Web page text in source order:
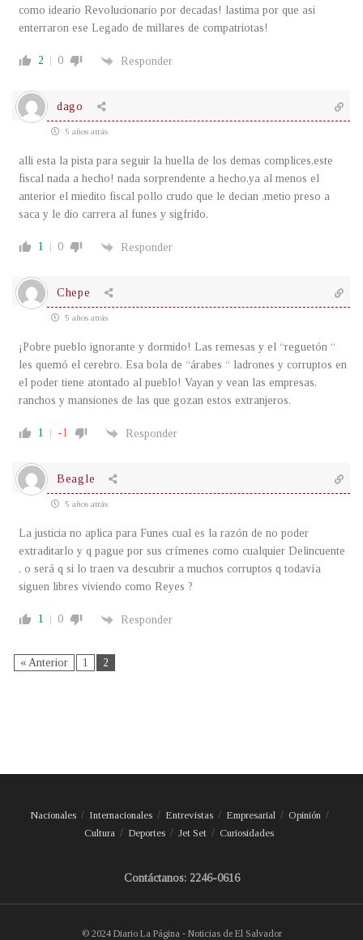
como ideario Revolucionario por decadas! lastima por que asi
enterraron ese Legado de millares de compatriotas!
2 0 Responder
dago
5 años atrás
alli esta la pista para seguir la huella de los demas complices,este
fiscal nada a hecho! nada sorprendente a hecho,ya al menos el
anterior el miedito fiscal pollo crudo que le decian ,metio preso a
saca y le dio carrera al funes y sigfrido.
1 0 Responder
Chepe
5 años atrás
¡Pobre pueblo ignorante y dormido! Las remesas y el “reguetón “
les quemó el cerebro. Esa bola de “árabes “ ladrones y corruptos en
el poder tiene atontado al pueblo! Vayan y vean las empresas,
ranchos y mansiones de las que gozan estos extranjeros.
1 -1 Responder
Beagle
5 años atrás
La justicia no aplica para Funes cual es la razón de no poder
extraditarlo y q pague por sus crímenes como cualquier Delincuente
, o será q si lo traen va descubrir a muchos corruptos q todavía
siguen libres viviendo como Reyes ?
1 0 Responder
« Anterior 1 2
Nacionales Internacionales Entrevistas Empresarial
Opinión
Cultura
Deportes Jet Set Curiosidades
Contáctanos: 2246-0616
© 2024 Diario La Página - Noticias de El Salvador